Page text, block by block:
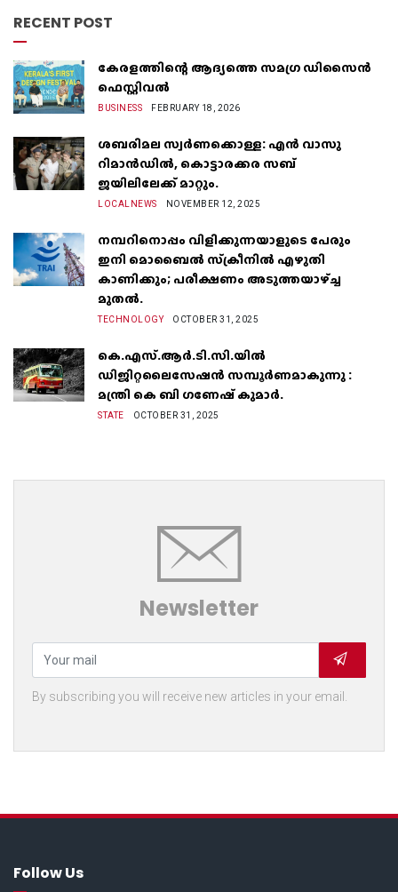
RECENT POST
കേരളത്തിന്റെ ആദ്യത്തെ സമഗ്ര ഡിസൈൻ
ഫെസ്റ്റിവൽ
BUSINESS FEBRUARY 18, 2026
ശബരിമല സ്വർണക്കൊള്ള: എൻ വാസു
റിമാൻഡിൽ, കൊട്ടാരക്കര സബ്
ജയിലിലേക്ക് മാറ്റും.
LOCALNEWS NOVEMBER 12, 2025
നമ്പറിനൊപ്പം വിളിക്കുന്നയാളുടെ പേരും
ഇനി മൊബൈൽ സ്‌ക്രീനില്‍ എഴുതി
കാണിക്കും; പരീക്ഷണം അടുത്തയാഴ്‌ച്ച
മുതല്‍.
TECHNOLOGY OCTOBER 31, 2025
കെ.എസ്.ആർ.ടി.സി.യിൽ
ഡിജിറ്റലൈസേഷൻ സമ്പൂർണമാകുന്നു :
മന്ത്രി കെ ബി ഗണേഷ് കുമാർ.
STATE OCTOBER 31, 2025
Newsletter
By subscribing you will receive new articles in your email.
Follow Us